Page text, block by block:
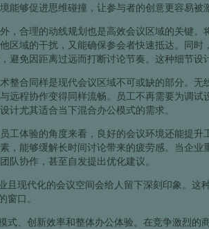
能够促进思维碰撞，让参与者的创意更容易被
，合理的动线规划也是高效会议区域的关键
区域的干扰，又能确保参会者快速抵达。同
避免因距离过远而打断讨论节奏。这种细节设
整合同样是现代会议区域不可或缺的部分。
远程协作变得同样流畅。员工不再需要为调
计尤其适合当下混合办公模式的需求。
工体验的角度来看，良好的会议环境还能提
，能够缓解长时间讨论带来的疲劳感。当企
队协作，甚至自发提出优化建议。
现代化的会议空间会给人留下深刻印象。这
窗口。
、创新效率和整体办公体验。在竞争激烈的